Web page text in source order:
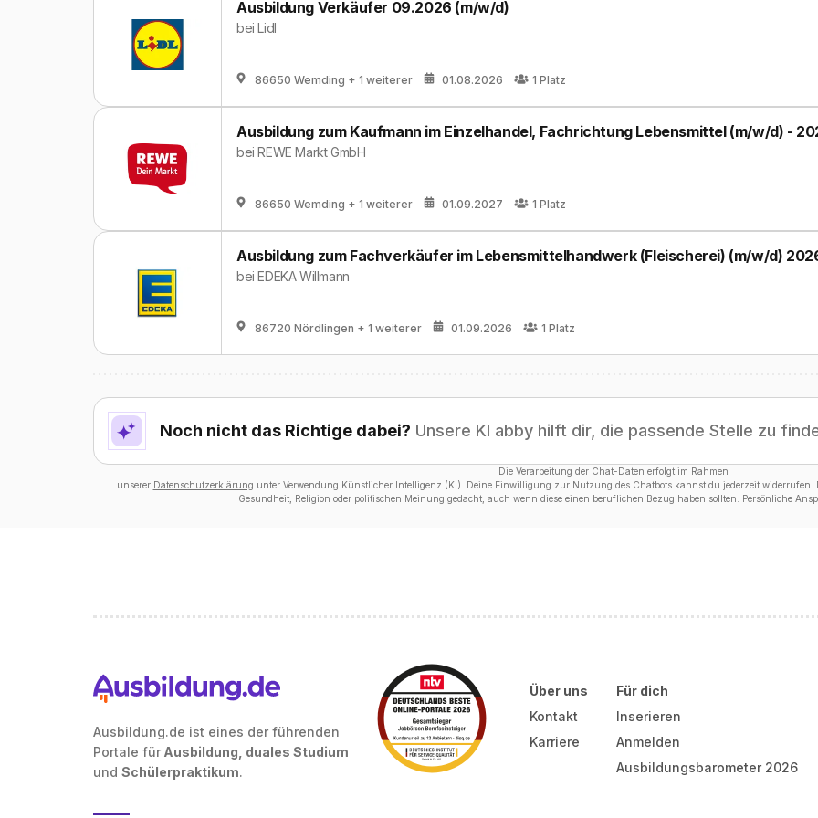
Ausbildung Verkäufer 09.2026 (m/w/d)
beiLidl
86650 Wemding + 1 weiterer 01.08.2026 1 Platz
Ausbildung zum Kaufmann im Einzelhandel, Fachrichtung Lebensmittel (m/w/d) -
beiREWE Markt GmbH
86650 Wemding + 1 weiterer 01.09.2027 1 Platz
Ausbildung zum Fachverkäufer im Lebensmittelhandwerk (Fleischerei) (m/w/d)
beiEDEKA Willmann
86720 Nördlingen + 1 weiterer 01.09.2026 1 Platz
Noch nicht das Richtige dabei? Unsere KI abby hilft dir, die passende Stelle zu
Die Verarbeitung der Chat-Daten erfolgt im Rahmen
unserer Datenschutzerklärung unter Verwendung Künstlicher Intelligenz (KI). Deine Einwilligung zur Nutzung des Chatbots kannst du jederzeit
Gesundheit, Religion oder politischen Meinung gedacht, auch wenn diese einen beruflichen Bezug haben sollten. Persönliche
Ausbildung.de ist eines der führenden
Portale für Ausbildung, duales Studium
und Schülerpraktikum.
Über uns
Kontakt
Karriere
Für dich
Inserieren
Anmelden
Ausbildungsbarometer 2026